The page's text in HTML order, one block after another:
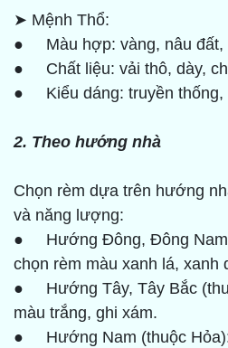
➤ Mệnh Thổ:
● Màu hợp: vàng, nâu đất,
● Chất liệu: vải thô, dày,
● Kiểu dáng: truyền thống,
2. Theo hướng nhà
Chọn rèm dựa trên hướng
và năng lượng:
● Hướng Đông, Đông Nam
chọn rèm màu xanh lá, xanh
● Hướng Tây, Tây Bắc
màu trắng, ghi xám.
● Hướng Nam (thuộc Hỏa):